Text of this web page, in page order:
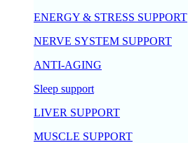
ENERGY & STRESS SUPPORT
NERVE SYSTEM SUPPORT
ANTI-AGING
Sleep support
LIVER SUPPORT
MUSCLE SUPPORT